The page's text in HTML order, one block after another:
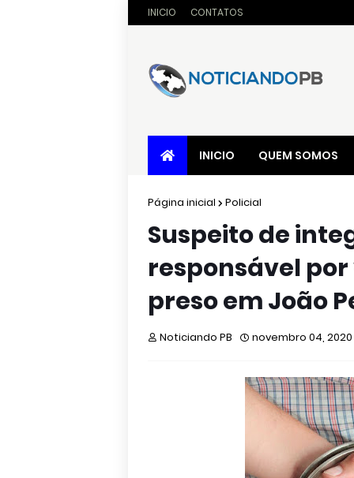
INICIO CONTATOS
INICIO QUEM SOMOS
Página inicial Policial
Suspeito de
responsável
preso em João
Noticiando PB novembro 04, 2020